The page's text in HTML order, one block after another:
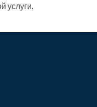
услуги.